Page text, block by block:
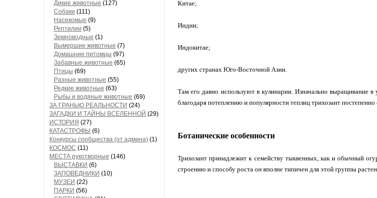
Дикие животные (127)
Собаки (111)
Насекомые (9)
Рептилии (5)
Земноводные (1)
Вымершие животные (7)
Домашние питомцы (97)
Забавные животные (65)
Птицы (69)
Разные животные (55)
Редкие животные (63)
Рыбы и водяные животные (69)
ЗА ГРАНЬЮ РЕАЛЬНОСТИ (24)
ЗАГАДКИ И ТАЙНЫ ВСЕЛЕННОЙ (29)
ИСТОРИЯ (27)
КАТАСТРОФЫ (6)
Конкурсы сообщества (от админа) (1)
КОСМОС (11)
МЕСТА рукотворные (146)
ВЫСТАВКИ (6)
ЗАПОВЕДНИКИ (10)
МУЗЕИ (22)
ПАРКИ (56)
Китае;
Индии;
Индокитае;
других странах Юго‑Восточной Азии.
Там его давно используют в кулинарии. Изначально выращивание
благодаря потеплению и популярности теплиц трихозант постепенно
Ботанические особенности
Трихозант принадлежит к семейству тыквенных, как и обычный
строению и способу роста он вполне типичен для этой группы